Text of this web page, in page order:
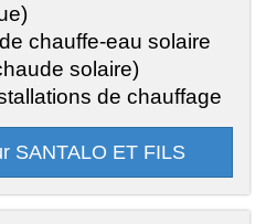
chauffe-eau solaire
solaire)
de chauffage
SANTALO ET FILS